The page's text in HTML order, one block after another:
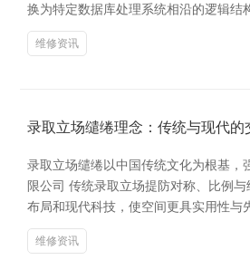
换为特定数据库处理系统相沿的逻辑结
维修资讯
录取立场缱绻理念：传统与现代的
录取立场缱绻以中国传统文化为根基
限公司 传统录取立场提防对称、比例
布局和现代科技，使空间更具实用性
维修资讯